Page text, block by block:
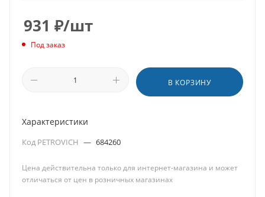
931 ₽/шт
Под заказ
В КОРЗИНУ
Характеристики
Код PETROVICH — 684260
Цена действительна только для интернет-магазина и может
отличаться от цен в розничных магазинах